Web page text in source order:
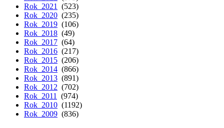
Rok 2021
(523)
Rok 2020 (235)
Rok 2019 (106)
Rok 2018 (49)
Rok 2017 (64)
Rok 2016 (217)
Rok 2015 (206)
Rok 2014 (866)
Rok 2013 (891)
Rok 2012 (702)
Rok 2011
(974)
Rok 2010 (1192)
Rok 2009 (836)